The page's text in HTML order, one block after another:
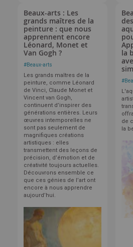
Beaux-arts : Les
grands maîtres de la
peinture : que nous
apprennent encore
Léonard, Monet et
Van Gogh ?
#Beaux-arts
Les grands maîtres de la
peinture, comme Léonard
de Vinci, Claude Monet et
Vincent van Gogh,
continuent d’inspirer des
générations entières. Leurs
œuvres intemporelles ne
sont pas seulement de
magnifiques créations
artistiques : elles
transmettent des leçons de
précision, d’émotion et de
créativité toujours actuelles.
Découvrons ensemble ce
que ces génies de l’art ont
encore à nous apprendre
aujourd’hui.
la
#
de
la